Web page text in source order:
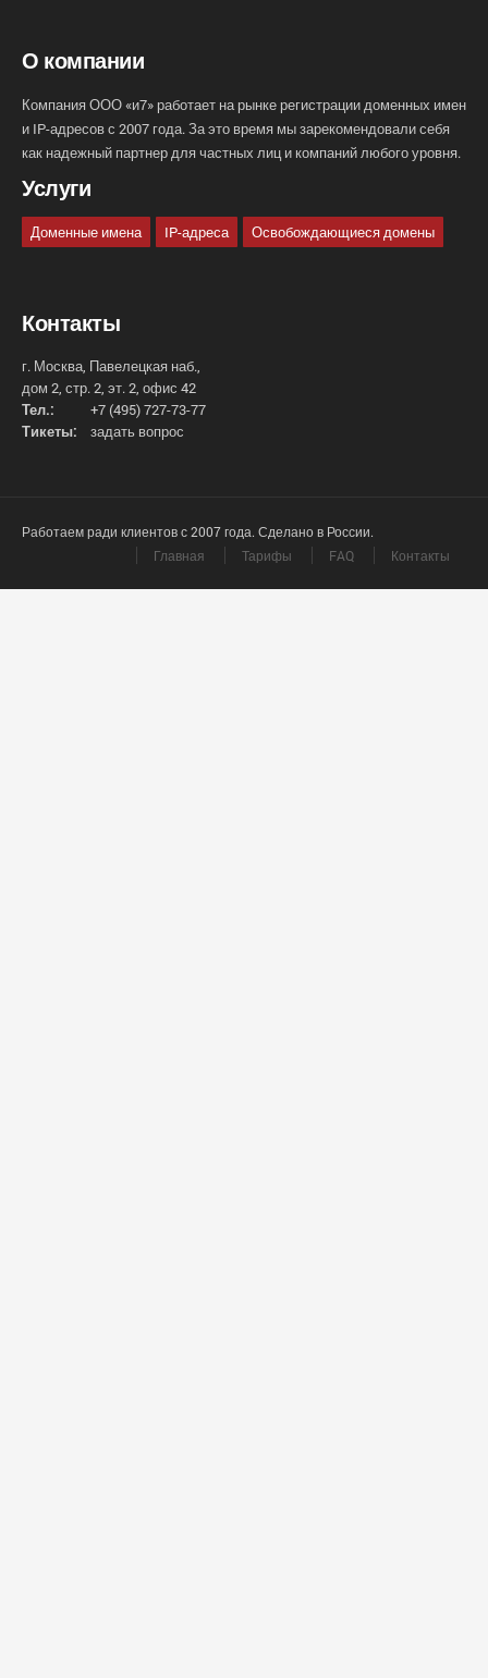
О компании
Компания ООО «и7» работает на рынке регистрации доменных имен
и IP-адресов с 2007 года. За это время мы зарекомендовали себя
как надежный партнер для частных лиц и компаний любого уровня.
Услуги
Доменные имена IP-адреса Освобождающиеся домены
Контакты
г. Москва, Павелецкая наб.,
дом 2, стр. 2, эт. 2, офис 42
Тел.:
+7 (495) 727-73-77
Тикеты:
задать вопрос
Работаем ради клиентов с 2007 года. Сделано в России.
Главная
Тарифы FAQ Контакты